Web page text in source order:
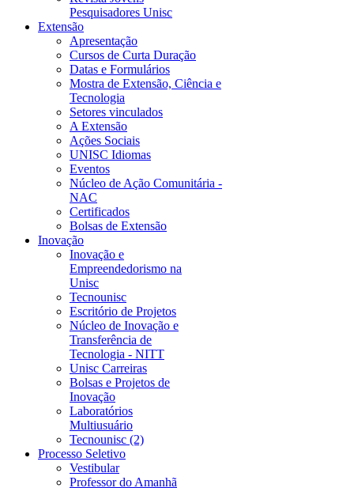
Pesquisadores Unisc
Extensão
Apresentação
Cursos de Curta Duração
Datas e Formulários
Mostra de Extensão, Ciência e
Tecnologia
Setores vinculados
A Extensão
Ações Sociais
UNISC Idiomas
Eventos
Núcleo de Ação Comunitária -
NAC
Certificados
Bolsas de Extensão
Inovação
Inovação e
Empreendedorismo na
Unisc
Tecnounisc
Escritório de Projetos
Núcleo de Inovação e
Transferência de
Tecnologia - NITT
Unisc Carreiras
Bolsas e Projetos de
Inovação
Laboratórios
Multiusuário
Tecnounisc (2)
Processo Seletivo
Vestibular
Professor do Amanhã